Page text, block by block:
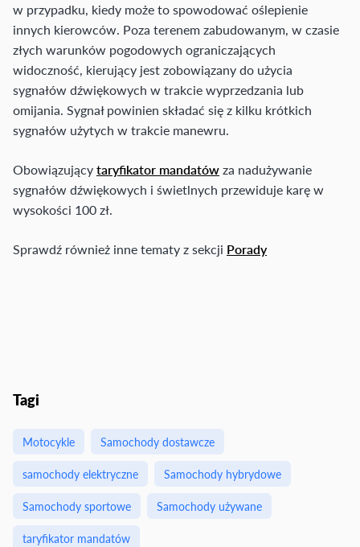
w przypadku, kiedy może to spowodować oślepienie
innych kierowców. Poza terenem zabudowanym, w czasie
złych warunków pogodowych ograniczających
widoczność, kierujący jest zobowiązany do użycia
sygnałów dźwiękowych w trakcie wyprzedzania lub
omijania. Sygnał powinien składać się z kilku krótkich
sygnałów użytych w trakcie manewru.
Obowiązującytaryfikator mandatówza nadużywanie
sygnałów dźwiękowych i świetlnych przewiduje karę w
wysokości 100 zł.
Sprawdź również inne tematy z sekcji Porady
Tagi
Motocykle
Samochody dostawcze
samochody elektryczne
Samochody hybrydowe
Samochody sportowe
Samochody używane
taryfikator mandatów